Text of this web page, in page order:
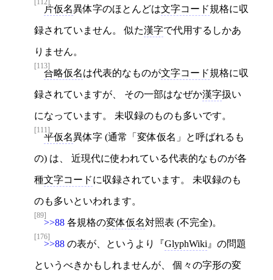
[112]
片仮名異体字のほとんどは文字コード規格に収
録されていません。 似た漢字で代用するしかあ
りません。
[113]
合略仮名は代表的なものが文字コード規格に収
録されていますが、 その一部はなぜか漢字扱い
になっています。 未収録のものも多いです。
[111]
平仮名異体字 (通常「変体仮名」と呼ばれるも
の) は、 近現代に使われている代表的なものが各
種文字コードに収録されています。 未収録のも
のも多いといわれます。
[89]
>>88 各規格の変体仮名対照表 (不完全)。
[176]
>>88 の表が、というより GlyphWiki の問題
というべきかもしれませんが、 個々の字形の変